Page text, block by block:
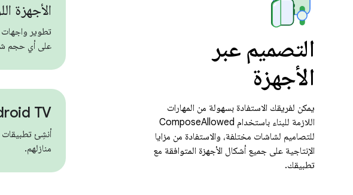
التصميم عبر
الأجهزة
يمكن لفريقك الاستفادة بسهولة من المهارات
اللازمة للبناء باستخدام ComposeAllowed
للتصاميم لشاشات مختلفة، والاستفادة من مزايا
الإنتاجية على جميع أشكال الأجهزة المتوافقة مع
تطبيقك.
الأجهزة
تطوير
على أي حجم
TV
أنشِئ
منازلهم.